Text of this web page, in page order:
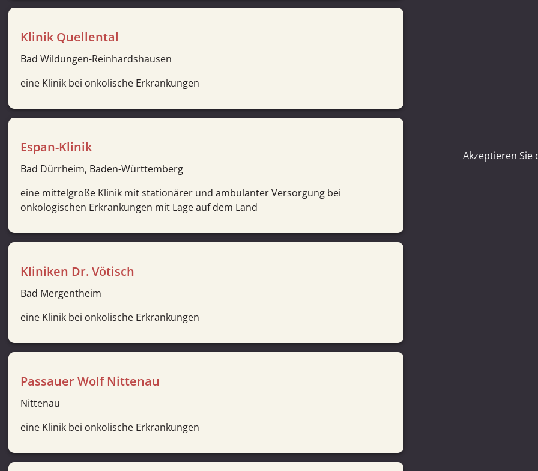
Klinik Quellental
Bad Wildungen-Reinhardshausen
eine Klinik bei onkolische Erkrankungen
Espan-Klinik
Bad Dürrheim, Baden-Württemberg
eine mittelgroße Klinik mit stationärer und ambulanter Versorgung bei
onkologischen Erkrankungen mit Lage auf dem Land
Kliniken Dr. Vötisch
Bad Mergentheim
eine Klinik bei onkolische Erkrankungen
Passauer Wolf Nittenau
Nittenau
eine Klinik bei onkolische Erkrankungen
Akzeptieren Sie